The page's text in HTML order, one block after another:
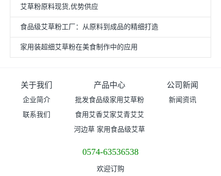
艾草粉原料现货,优势供应
食品级艾草粉工厂：从原料到成品的精细打造
家用装超细艾草粉在美食制作中的应用
关于我们
企业简介
联系我们
产品中心
批发食品级家用艾草粉
（超细粉）价格
食用艾香艾家艾青艾艾
青艾草粉
河边草 家用食品级艾草
公司新闻
新闻资讯
0574-63536538
欢迎订购